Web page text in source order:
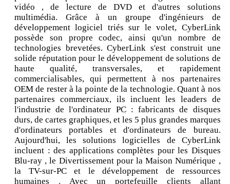
vidéo , de lecture de DVD et d'autres solutions
multimédia. Grâce à un groupe d'ingénieurs de
développement logiciel triés sur le volet, CyberLink
possède son propre codec, ainsi qu'un nombre de
technologies brevetées. CyberLink s'est construit une
solide réputation pour le développement de solutions de
haute qualité, transversales, et rapidement
commercialisables, qui permettent à nos partenaires
OEM de rester à la pointe de la technologie. Quant à nos
partenaires commerciaux, ils incluent les leaders de
l'industrie de l'ordinateur PC : fabricants de disques
durs, de cartes graphiques, et les 5 plus grandes marques
d'ordinateurs portables et d'ordinateurs de bureau.
Aujourd'hui, les solutions logicielles de CyberLink
incluent : des applications complètes pour les Disques
Blu-ray , le Divertissement pour la Maison Numérique ,
la TV-sur-PC et le développement de ressources
humaines . Avec un portefeuille clients allant